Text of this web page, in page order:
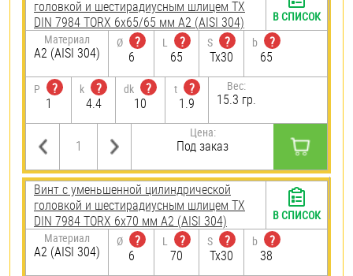
головкой и шестирадиусным шлицем TX
DIN 7984 TORX 6х65/65 мм А2 (AISI 304)
Материал
А2 (AISI 304)
Ø
?
6
L
?
65
S
?
Tx30
b
?
65
P
?
1
k
?
4.4
dk
?
10
t
?
1.9
Вес:
15.3 гр.
Цена:
Под заказ
В СПИСОК
Винт с уменьшенной цилиндрической
головкой и шестирадиусным шлицем TX
DIN 7984 TORX 6х70 мм А2 (AISI 304)
Материал
А2 (AISI 304)
Ø
?
6
L
?
70
S
?
Tx30
b
?
38
В СПИСОК